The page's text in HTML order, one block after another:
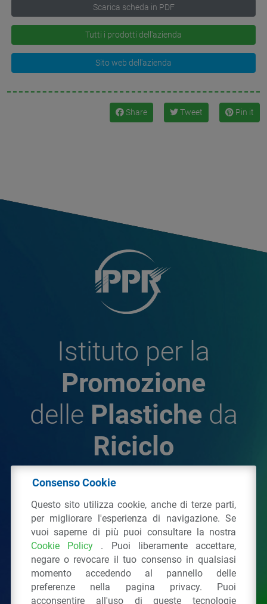
Scarica scheda in PDF
Tutti i prodotti dell'azienda
Sito web dell'azienda
Share Tweet Pin it
Istituto per la
Promozione
delle Plastiche da
Riciclo
Plastiche da Riciclo
C.F. 97381090154
Via San Vittore 36 20123Milano (MI)
Tel.: 02 43928225.
Consenso Cookie
Questo sito utilizza cookie, anche di terze parti,
per migliorare l'esperienza di navigazione. Se
vuoi saperne di più puoi consultare la nostra
Cookie Policy . Puoi liberamente accettare,
negare o revocare il tuo consenso in qualsiasi
momento accedendo al pannello delle
preferenze nella pagina privacy. Puoi
acconsentire all'uso di queste tecnologie